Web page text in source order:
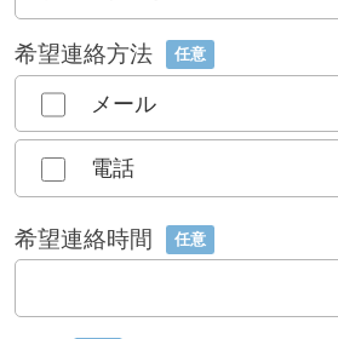
希望連絡方法 任意
メール
電話
希望連絡時間 任意